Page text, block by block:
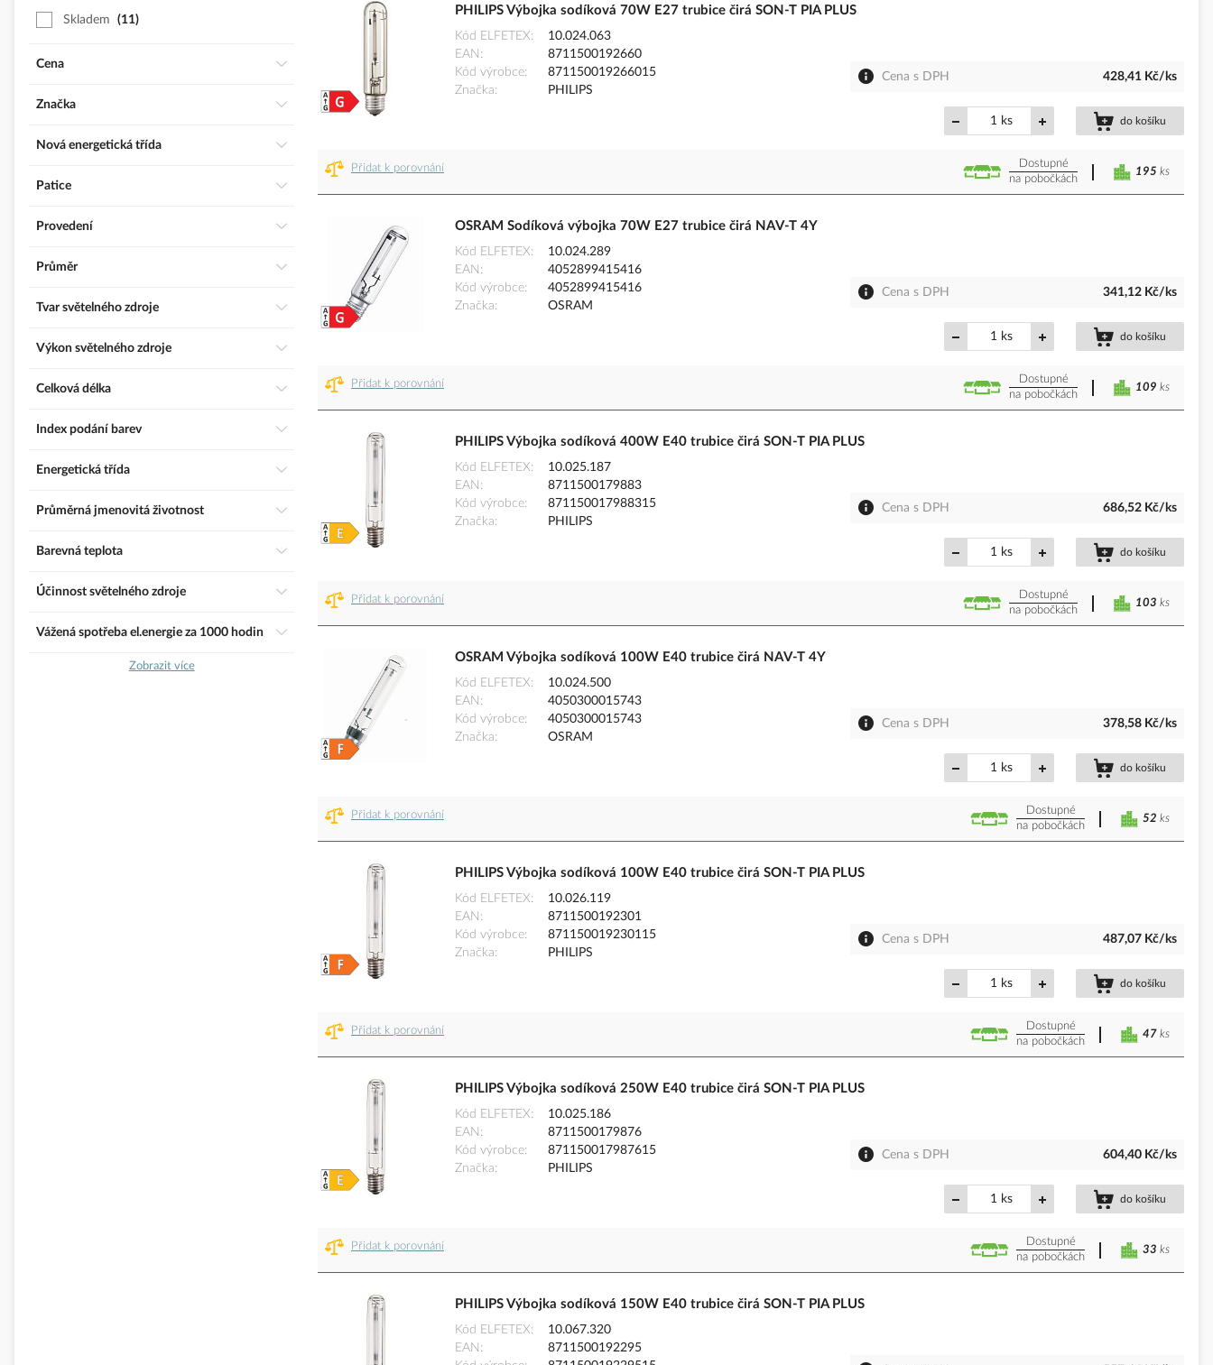
PHILIPS Výbojka sodíková 70W E27 trubice čirá SON-T PIA PLUS
Kód ELFETEX
10.024.063
EAN
8711500192660
Kód výrobce
871150019266015
Značka
PHILIPS
Cena s DPH 428,41 Kč/ks
ks do košíku
Přidat k porovnání
Dostupné
na pobočkách
195 ks
OSRAM Sodíková výbojka 70W E27 trubice čirá NAV-T 4Y
Kód ELFETEX
10.024.289
EAN
4052899415416
Kód výrobce
4052899415416
Značka
OSRAM
Cena s DPH 341,12 Kč/ks
ks do košíku
Přidat k porovnání
Dostupné
na pobočkách
109 ks
PHILIPS Výbojka sodíková 400W E40 trubice čirá SON-T PIA PLUS
Kód ELFETEX
10.025.187
EAN
8711500179883
Kód výrobce
871150017988315
Značka
PHILIPS
Cena s DPH 686,52 Kč/ks
ks do košíku
Přidat k porovnání
Dostupné
na pobočkách
103 ks
OSRAM Výbojka sodíková 100W E40 trubice čirá NAV-T 4Y
Kód ELFETEX
10.024.500
EAN
4050300015743
Kód výrobce
4050300015743
Značka
OSRAM
Cena s DPH 378,58 Kč/ks
ks do košíku
Přidat k porovnání
Dostupné
na pobočkách
52 ks
PHILIPS Výbojka sodíková 100W E40 trubice čirá SON-T PIA PLUS
Kód ELFETEX
10.026.119
EAN
8711500192301
Kód výrobce
871150019230115
Značka
PHILIPS
Cena s DPH 487,07 Kč/ks
ks do košíku
Přidat k porovnání
Dostupné
na pobočkách
47 ks
PHILIPS Výbojka sodíková 250W E40 trubice čirá SON-T PIA PLUS
Kód ELFETEX
10.025.186
EAN
8711500179876
Kód výrobce
871150017987615
Značka
PHILIPS
Cena s DPH 604,40 Kč/ks
ks do košíku
Přidat k porovnání
Dostupné
na pobočkách
33 ks
PHILIPS Výbojka sodíková 150W E40 trubice čirá SON-T PIA PLUS
Kód ELFETEX
10.067.320
EAN
8711500192295
Skladem 11
Cena
Značka
Nová energetická třída
Patice
Provedení
Průměr
Tvar světelného zdroje
Výkon světelného zdroje
Celková délka
Index podání barev
Energetická třída
Průměrná jmenovitá životnost
Barevná teplota
Účinnost světelného zdroje
Vážená spotřeba el.energie za 1000 hodin
Zobrazit více